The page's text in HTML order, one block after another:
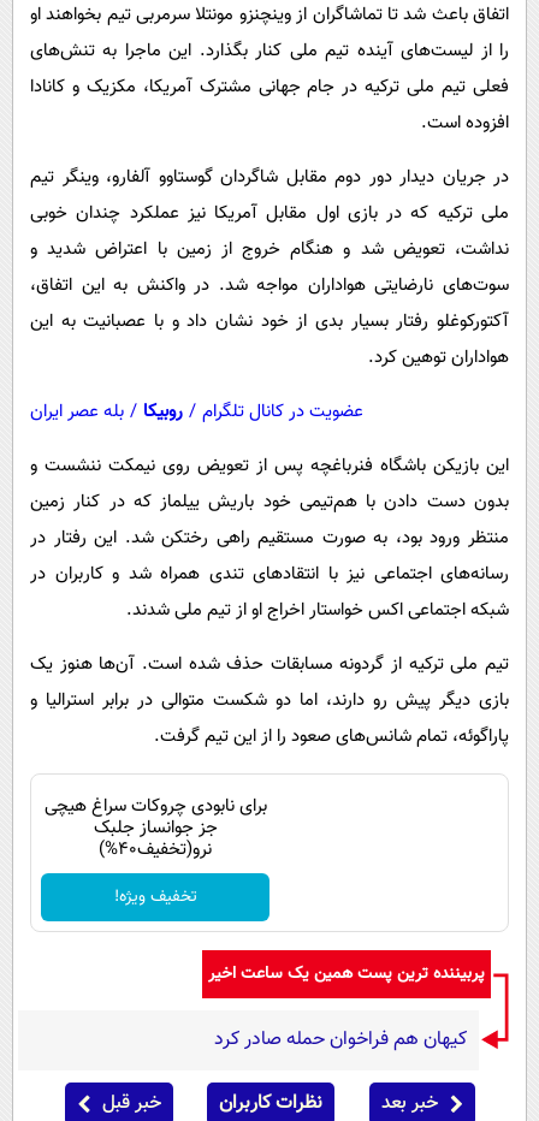
فرهنگی
اجتماعی
حیات وحش
سیاست خارجی
اتفاق باعث شد تا تماشاگران از وینچنزو مونتلا سرمربی تیم بخواهند او
را از لیست‌های آینده تیم ملی کنار بگذارد. این ماجرا به تنش‌های
فعلی تیم ملی ترکیه در جام جهانی مشترک آمریکا، مکزیک و کانادا
افزوده است.
در جریان دیدار دور دوم مقابل شاگردان گوستاوو آلفارو، وینگر تیم
ملی ترکیه که در بازی اول مقابل آمریکا نیز عملکرد چندان خوبی
نداشت، تعویض شد و هنگام خروج از زمین با اعتراض شدید و
سوت‌های نارضایتی هواداران مواجه شد. در واکنش به این اتفاق،
آکتورکوغلو رفتار بسیار بدی از خود نشان داد و با عصبانیت به این
هواداران توهین کرد.
عضویت در کانال تلگرام / روبیکا / بله عصر ایران
این بازیکن باشگاه فنرباغچه پس از تعویض روی نیمکت ننشست و
بدون دست دادن با هم‌تیمی خود باریش ییلماز که در کنار زمین
منتظر ورود بود، به صورت مستقیم راهی رختکن شد. این رفتار در
رسانه‌های اجتماعی نیز با انتقادهای تندی همراه شد و کاربران در
شبکه اجتماعی اکس خواستار اخراج او از تیم ملی شدند.
تیم ملی ترکیه از گردونه مسابقات حذف شده است. آن‌ها هنوز یک
بازی دیگر پیش رو دارند، اما دو شکست متوالی در برابر استرالیا و
پاراگوئه، تمام شانس‌های صعود را از این تیم گرفت.
برای نابودی چروکات سراغ هیچی
جز جوانساز جلبک
نرو(تخفیف40%)
تخفیف ویژه!
پربیننده ترین پست همین یک ساعت اخیر
کیهان هم فراخوان حمله صادر کرد
خبر بعد نظرات کاربران خبر قبل